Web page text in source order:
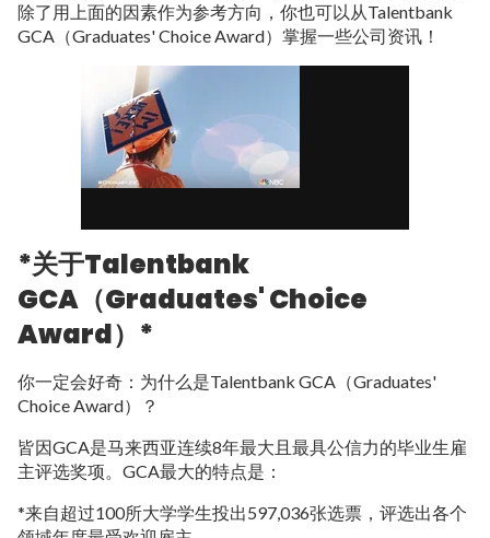
除了用上面的因素作为参考方向，你也可以从Talentbank
GCA（Graduates' Choice Award）掌握一些公司资讯！
*关于Talentbank
GCA（Graduates' Choice
Award）*
你一定会好奇：为什么是Talentbank GCA（Graduates'
Choice Award）？
皆因GCA是马来西亚连续8年最大且最具公信力的毕业生雇
主评选奖项。GCA最大的特点是：
*来自超过100所大学学生投出597,036张选票，评选出各个